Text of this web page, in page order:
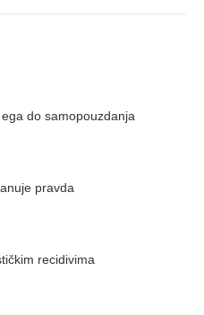
do samopouzdanja
pravda
recidivima